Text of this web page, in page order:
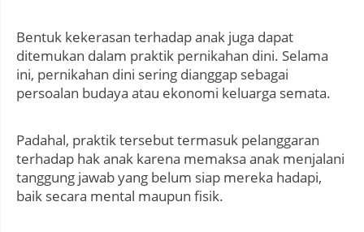
Bentuk kekerasan terhadap anak juga dapat
ditemukan dalam praktik pernikahan dini. Selama
ini, pernikahan dini sering dianggap sebagai
persoalan budaya atau ekonomi keluarga semata.
Padahal, praktik tersebut termasuk pelanggaran
terhadap hak anak karena memaksa anak menjalani
tanggung jawab yang belum siap mereka hadapi,
baik secara mental maupun fisik.